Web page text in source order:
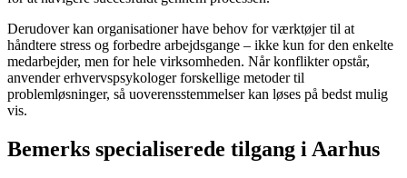
Derudover kan organisationer have behov for værktøjer til at
håndtere stress og forbedre arbejdsgange – ikke kun for den enkelte
medarbejder, men for hele virksomheden. Når konflikter opstår,
anvender erhvervspsykologer forskellige metoder til
problemløsninger, så uoverensstemmelser kan løses på bedst mulig
vis.
Bemerks specialiserede tilgang i Aarhus